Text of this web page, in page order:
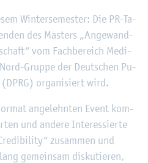
Win­ter­se­mes­ter: Die PR-Ta­
des Mas­ters „An­ge­wand­
vom Fach­be­reich Me­di­
Grup­pe der Deut­schen Pu­
or­ga­ni­siert wird.
an­ge­lehn­ten Event kom­
und an­de­re In­ter­es­sier­te
zu­sam­men und
ge­mein­sam dis­ku­tie­ren,